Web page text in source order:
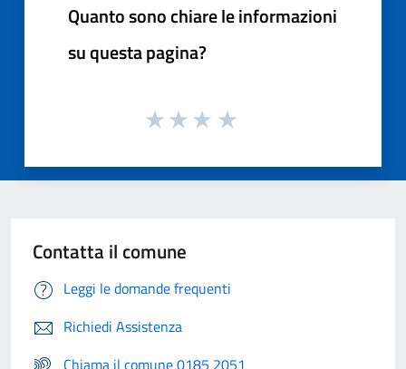
Quanto sono chiare le informazioni
su questa pagina?
Contatta il comune
Leggi le domande frequenti
Richiedi Assistenza